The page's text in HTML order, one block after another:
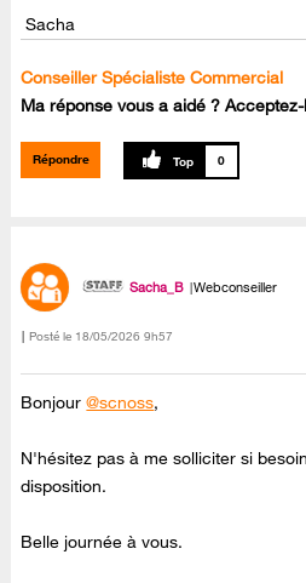
Sacha
Conseiller Spécialiste Commercial
Ma réponse vous a aidé ?
Répondre 0
Sacha_B Webconseiller
Posté le ‎18/05/2026 9h57
Bonjour@scnoss,
N'hésitez pas à me solliciter si
disposition.
Belle journée à vous.